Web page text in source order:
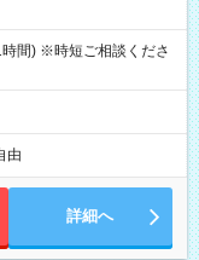
間) ※時短ご相談くださ
由
詳細へ